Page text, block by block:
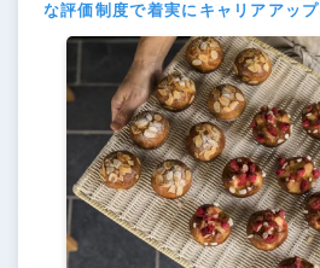
な評価制度で着実にキャリアアップ